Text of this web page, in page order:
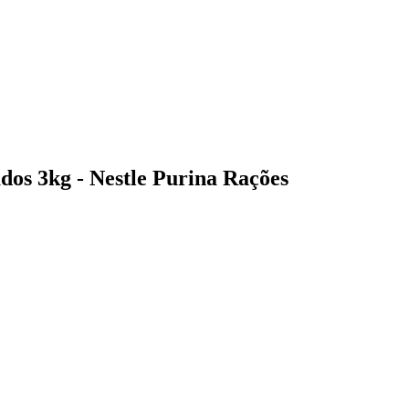
3kg - Nestle Purina Rações